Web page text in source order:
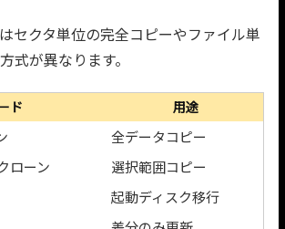
セクタ単位の完全コピーやファイル単
式が異なります。
ド 用途
全データコピー
ローン
選択範囲コピー
起動ディスク移行